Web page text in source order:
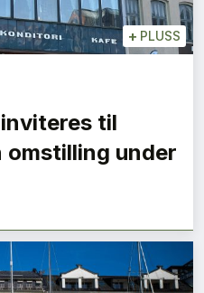
+ PLUSS
til
under